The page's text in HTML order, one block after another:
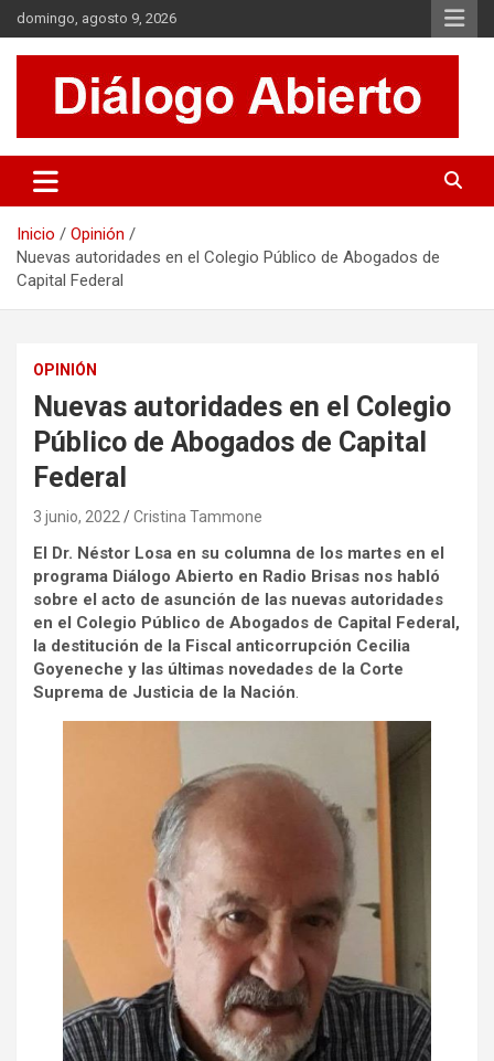
Saltar
al
contenido
domingo, agosto 9, 2026
Diálogo Abierto
Se tratan diversos temas de actualidad buscando hacer un
aporte a la sociedad, brindando información relevante de lo que
Inicio
Opinión
Nuevas autoridades en el Colegio Público de Abogados de
Capital Federal
OPINIÓN
Nuevas autoridades en el Colegio
Público de Abogados de Capital
Federal
3 junio, 2022 Cristina Tammone
El Dr. Néstor Losa en su columna de los martes en el
programa Diálogo Abierto en Radio Brisas nos habló
sobre el acto de asunción de las nuevas autoridades
en el Colegio Público de Abogados de Capital Federal,
la destitución de la Fiscal anticorrupción Cecilia
Goyeneche y las últimas novedades de la Corte
Suprema de Justicia de la Nación.